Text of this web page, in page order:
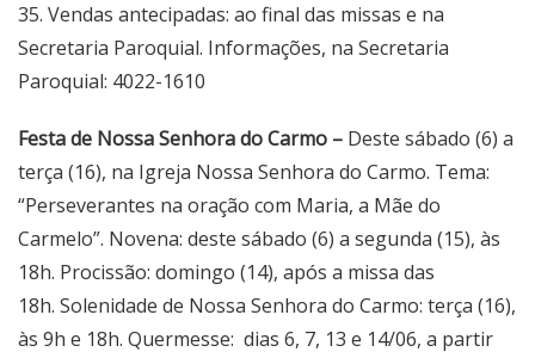
35. Vendas antecipadas: ao final das missas e na
Secretaria Paroquial. Informações, na Secretaria
Paroquial: 4022-1610
Festa de Nossa Senhora do Carmo – Deste sábado (6) a
terça (16), na Igreja Nossa Senhora do Carmo. Tema:
“Perseverantes na oração com Maria, a Mãe do
Carmelo”. Novena: deste sábado (6) a segunda (15), às
18h. Procissão: domingo (14), após a missa das
18h. Solenidade de Nossa Senhora do Carmo: terça (16),
às 9h e 18h. Quermesse: dias 6, 7, 13 e 14/06, a partir